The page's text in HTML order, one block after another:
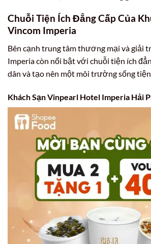
Chuỗi Tiện Ích Đẳng Cấp Của
Vincom Imperia
Bên cạnh trung tâm thương mại và giải
Imperia còn nổi bật với chuỗi tiện ích
dân và tạo nên một môi trường sống
Khách Sạn Vinpearl Hotel Imperia Hải